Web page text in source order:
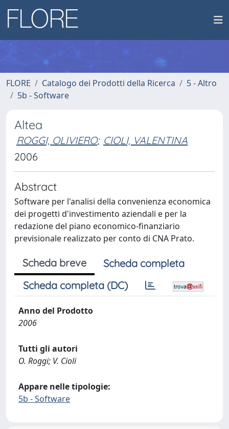
FLORE Catalogo dei Prodotti della Ricerca
5 - Altro
5b - Software
Altea
ROGGI, OLIVIERO; CIOLI, VALENTINA
2006
Abstract
Software per l'analisi della convenienza economica
dei progetti d'investimento aziendali e per la
redazione del piano economico-finanziario
previsionale realizzato per conto di CNA Prato.
Scheda breve
Scheda completa
Scheda completa (DC)
Anno del Prodotto
2006
Tutti gli autori
O. Roggi; V. Cioli
Appare nelle tipologie:
5b - Software